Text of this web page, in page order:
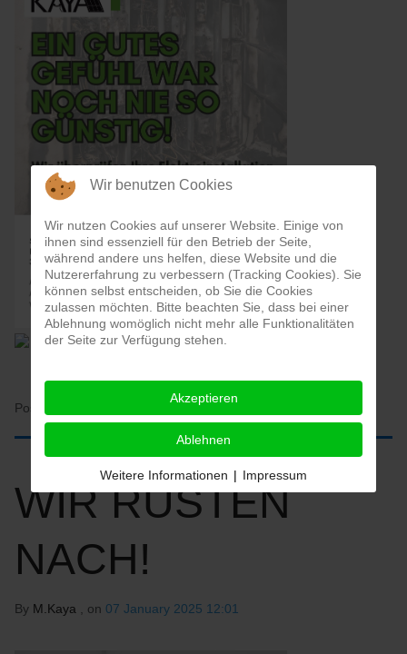
Posted in:
WIR RÜSTEN
NACH!
By M.Kaya , on 07 January 2025 12:01
Wir benutzen Cookies
Wir nutzen Cookies auf unserer Website. Einige von
ihnen sind essenziell für den Betrieb der Seite,
während andere uns helfen, diese Website und die
Nutzererfahrung zu verbessern (Tracking Cookies). Sie
können selbst entscheiden, ob Sie die Cookies
zulassen möchten. Bitte beachten Sie, dass bei einer
Ablehnung womöglich nicht mehr alle Funktionalitäten
der Seite zur Verfügung stehen.
Akzeptieren
Ablehnen
Weitere Informationen | Impressum